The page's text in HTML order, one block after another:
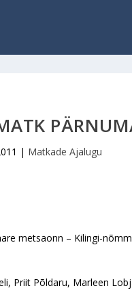
| Matkade Ajalugu
metsaonn – Kilingi-
Priit Põldaru, Marleen